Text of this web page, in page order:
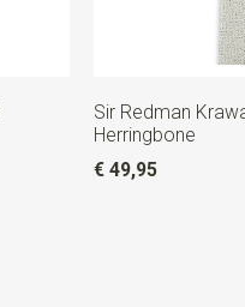
Sir Redman
Herringbone
€ 49,95